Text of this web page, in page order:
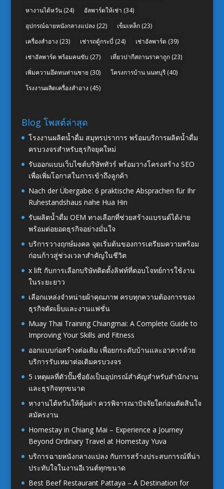
หางานไต้หวัน(24) อัลพาร์ดให้เช่า (34)
อุปกรณ์ฉายหนังกลางแปลง (22) เข็มเหล็ก(23)
เครื่องสำอาง (23) เช่ารถตู้กระบี่ (24) เช่าอัลพาร์ด (39)
เช่าอัลพาร์ด พร้อมคนขับ (27) เที่ยวปากีสถานราคาถูก(23)
เพิ่มความอึดทนท่านชาย (30) โครงการบ้าน นนทบุรี(40)
โรงงานผลิตเครื่องสำอาง (45)
Blog โพสต์ล่าสุด
โรงงานผลิตน้ำดื่ม สมุทรปราการ พร้อมบริการผลิตน้ำดื่ม
ครบวงจรสำหรับธุรกิจยุคใหม่
รับออกแบบเว็บไซต์บริษัททัวร์ พร้อมวางโครงสร้าง SEO
เพื่อเพิ่มโอกาสในการเข้าถึงลูกค้า
Nach der Übergabe: 6 praktische Absprachen für Ihr
Ruhestandshaus nahe Hua Hin
รับผลิตน้ำดื่ม OEM ทางเลือกที่ช่วยสร้างแบรนด์ได้ง่าย
พร้อมต่อยอดธุรกิจอย่างมั่นใจ
บริการวางฤกษ์มงคล จุดเริ่มต้นของการเตรียมความพร้อม
ก่อนก้าวสู่ช่วงเวลาสำคัญในชีวิต
x lift กับการเลือกบริษัทติดตั้งลิฟท์ที่ตอบโจทย์การใช้งาน
ในระยะยาว
เลือกแหล่งจำหน่ายผ้าคุณภาพ ครบทุกความต้องการของ
ธุรกิจตัดเย็บและงานแฟชั่น
Muay Thai Training Chiangmai: A Complete Guide to
Improving Your Skills and Fitness
ออกแบบก่อสร้างต่อเติม เพื่อยกระดับบ้านและอาคารด้วย
บริการรับเหมาต่อเติมครบวงจร
5 เหตุผลที่ตัวปั๊มชื่อยังเป็นอุปกรณ์สำคัญสำหรับสำนักงาน
และธุรกิจทุกขนาด
หางานไต้หวันให้คุ้มค่า ควรพิจารณาปัจจัยใดก่อนตัดสินใจ
สมัครงาน
Homestay in Chiang Mai – Experience a Journey
Beyond Ordinary Travel at Homestay Yuva
บริการฉายหนังกลางแปลง กับการสร้างประสบการณ์ที่น่า
ประทับใจในงานอีเวนต์ทุกขนาด
Best Beef Restaurant Pattaya – A Destination for